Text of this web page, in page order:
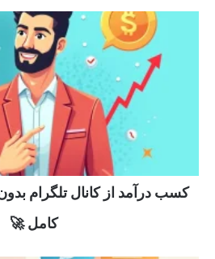
کسب درآمد از کانال تلگرام
کامل 🚀